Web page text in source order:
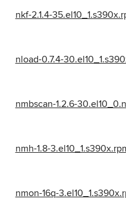
nkf-2.1.4-
nload-0.7.4-
nmbscan-1.2.6-
nmh-1.8-
nmon-16q-